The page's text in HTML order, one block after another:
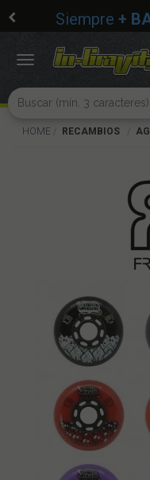
Siempre +
Toggle
HOME RECAMBIOS